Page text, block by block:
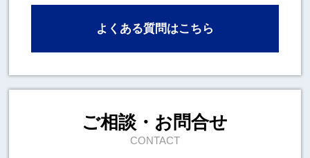
よくある質問はこちら
ご相談・お問合せ
CONTACT